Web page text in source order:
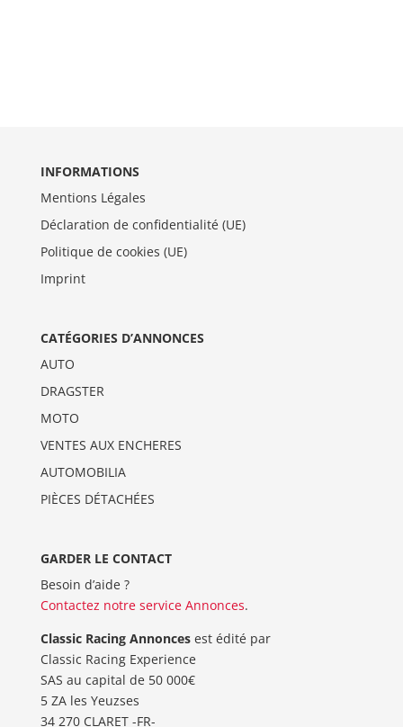
INFORMATIONS
Mentions Légales
Déclaration de confidentialité (UE)
Politique de cookies (UE)
Imprint
CATÉGORIES D’ANNONCES
AUTO
DRAGSTER
MOTO
VENTES AUX ENCHERES
AUTOMOBILIA
PIÈCES DÉTACHÉES
GARDER LE CONTACT
Besoin d’aide ?
Contactez notre service Annonces.
Classic Racing Annoncesest édité par
Classic Racing Experience
SAS au capital de 50 000€
5 ZA les Yeuzses
34 270 CLARET -FR-